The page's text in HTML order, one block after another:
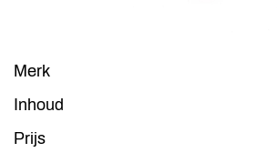
Merk
Inhoud
Prijs